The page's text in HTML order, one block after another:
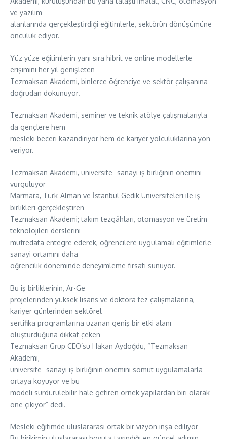
ve yazılım
alanlarında gerçekleştirdiği eğitimlerle, sektörün dönüşümüne
öncülük ediyor.
Yüz yüze eğitimlerin yanı sıra hibrit ve online modellerle
erişimini her yıl genişleten
Tezmaksan Akademi, binlerce öğrenciye ve sektör çalışanına
doğrudan dokunuyor.
Tezmaksan Akademi, seminer ve teknik atölye çalışmalarıyla
da gençlere hem
mesleki beceri kazandırıyor hem de kariyer yolculuklarına yön
veriyor.
Tezmaksan Akademi, üniversite–sanayi iş birliğinin önemini
vurguluyor
Marmara, Türk-Alman ve İstanbul Gedik Üniversiteleri ile iş
birlikleri gerçekleştiren
Tezmaksan Akademi; takım tezgâhları, otomasyon ve üretim
teknolojileri derslerini
müfredata entegre ederek, öğrencilere uygulamalı eğitimlerle
sanayi ortamını daha
öğrencilik döneminde deneyimleme fırsatı sunuyor.
Bu iş birliklerinin, Ar-Ge
projelerinden yüksek lisans ve doktora tez çalışmalarına,
kariyer günlerinden sektörel
sertifika programlarına uzanan geniş bir etki alanı
oluşturduğuna dikkat çeken
Tezmaksan Grup CEO’su Hakan Aydoğdu, “Tezmaksan
Akademi,
üniversite–sanayi iş birliğinin önemini somut uygulamalarla
ortaya koyuyor ve bu
modeli sürdürülebilir hale getiren örnek yapılardan biri olarak
öne çıkıyor” dedi.
Mesleki eğitimde uluslararası ortak bir vizyon inşa ediliyor